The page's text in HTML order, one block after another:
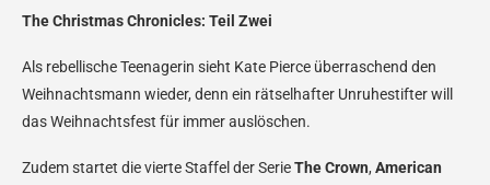
The Christmas Chronicles: Teil Zwei
Als rebellische Teenagerin sieht Kate Pierce überraschend den
Weihnachtsmann wieder, denn ein rätselhafter Unruhestifter will
das Weihnachtsfest für immer auslöschen.
Zudem startet die vierte Staffel der SerieThe Crown, American